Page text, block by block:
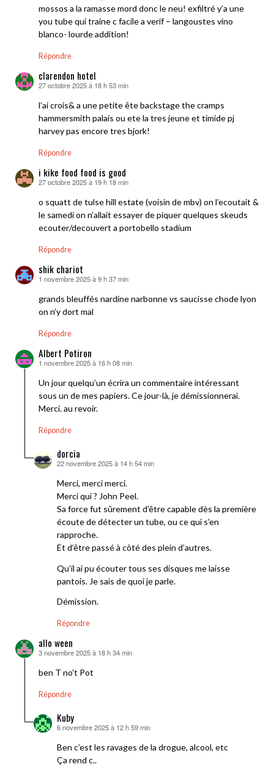
mossos a la ramasse mord donc le neu! exfiltré y’a une
you tube qui traine c facile a verif – langoustes vino
blanco- lourde addition!
Répondre
clarendon hotel
dit :
27 octobre 2025 à 18 h 53 min
l’ai crois& a une petite ête backstage the cramps
hammersmith palais ou ete la tres jeune et timide pj
harvey pas encore tres bjork!
Répondre
i kike food food is good
dit :
27 octobre 2025 à 19 h 18 min
o squatt de tulse hill estate (voisin de mbv) on l’ecoutait &
le samedi on n’allait essayer de piquer quelques skeuds
ecouter/decouvert a portobello stadium
Répondre
shik chariot
dit :
1 novembre 2025 à 9 h 37 min
grands bleuffés nardine narbonne vs saucisse chode lyon
on n’y dort mal
Répondre
Albert Potiron
dit :
1 novembre 2025 à 16 h 08 min
Un jour quelqu’un écrira un commentaire intéressant
sous un de mes papiers. Ce jour-là, je démissionnerai.
Merci. au revoir.
Répondre
dorcia
dit :
22 novembre 2025 à 14 h 54 min
Merci, merci merci.
Merci qui ? John Peel.
Sa force fut sûrement d’être capable dès la première
écoute de détecter un tube, ou ce qui s’en
rapproche.
Et d’être passé à côté des plein d’autres.
Qu’il ai pu écouter tous ses disques me laisse
pantois. Je sais de quoi je parle.
Démission.
Répondre
allo ween
dit :
3 novembre 2025 à 18 h 34 min
ben T no’t Pot
Répondre
Kuby
dit :
6 novembre 2025 à 12 h 59 min
Ben c’est les ravages de la drogue, alcool, etc
Ça rend c..